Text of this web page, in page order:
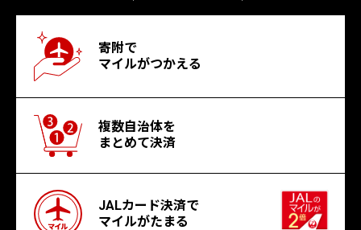
寄附で
マイルがつかえる
複数自治体を
まとめて決済
JALカード決済で
マイルがたまる